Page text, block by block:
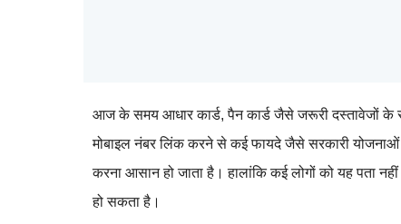
आज के समय आधार कार्ड, पैन कार्ड जैसे जरूरी दस्तावेजों के
मोबाइल नंबर लिंक करने से कई फायदे जैसे सरकारी योजनाओं
करना आसान हो जाता है। हालांकि कई लोगों को यह पता नहीं
हो सकता है।